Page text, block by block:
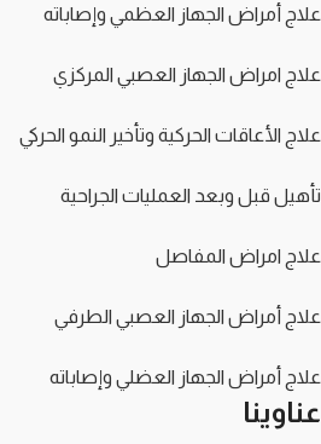
علاج أمراض الجهاز العظمي وإصاباته
علاج امراض الجهاز العصبي المركزي
علاج الأعاقات الحركية وتأخير النمو الحركي
تأهيل قبل وبعد العمليات الجراحية
علاج امراض المفاصل
علاج أمراض الجهاز العصبي الطرفي
علاج أمراض الجهاز العضلي وإصاباته
عناوينا